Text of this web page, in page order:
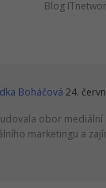
Blog
Boháčová 24.
obor mediální
marketingu a